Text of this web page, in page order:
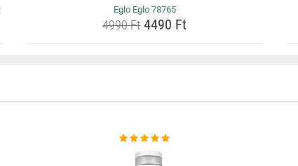
Eglo Eglo 78765
4990 Ft4490 Ft